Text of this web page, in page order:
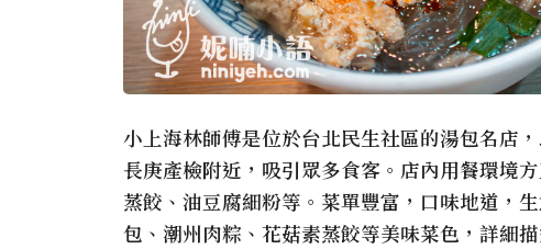
小上海林師傅是位於台北民生社區的湯包名店
長庚產檢附近，吸引眾多食客。店內用餐環境
蒸餃、油豆腐細粉等。菜單豐富，口味地道，
包、潮州肉粽、花菇素蒸餃等美味菜色，詳細